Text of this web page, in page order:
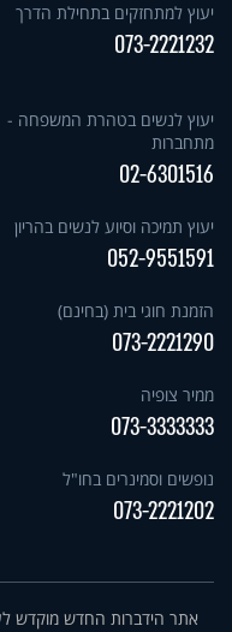
יעוץ למתחזקים בתחילת הדרך
073-2221232
יעוץ לנשים בטהרת המשפחה -
מתחברות
02-6301516
יעוץ תמיכה וסיוע לנשים בהריון
052-9551591
הזמנת חוגי בית (בחינם)
073-2221290
ממיר צופיה
073-3333333
נופשים וסמינרים בחו"ל
073-2221202
אתר הידברות החדש מוקדש